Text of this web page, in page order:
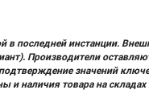
в последней инстанции.
Производители
значений
наличия товара на